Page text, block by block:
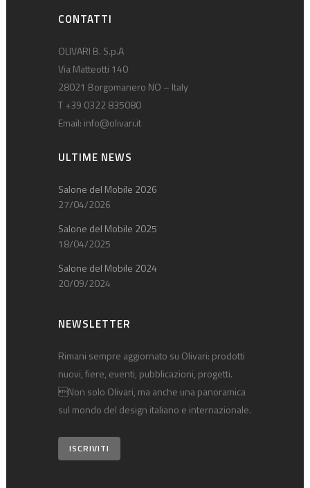
CONTATTI
OLIVARI B. S.p.A
Via Matteotti 140
28021 Borgomanero NO – Italy
T +39 0322 835080
Email: info@olivari.it
ULTIME NEWS
Salone del Mobile 2026
27/04/2026
Salone del Mobile 2025
18/04/2025
Salone del Mobile 2024
20/09/2024
NEWSLETTER
Rimani sempre aggiornato su Olivari: prodotti
nuovi, fiere, eventi, pubblicazioni, progetti.
Non solo Olivari, ma anche una panoramica
sul mondo del design italiano e internazionale.
ISCRIVITI